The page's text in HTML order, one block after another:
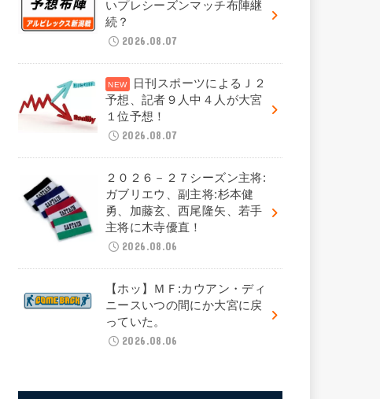
いプレシーズンマッチ布陣継
続？
2026.08.07
日刊スポーツによるＪ２
予想、記者９人中４人が大宮
１位予想！
2026.08.07
２０２６－２７シーズン主将:
ガブリエウ、副主将:杉本健
勇、加藤玄、西尾隆矢、若手
主将に木寺優直！
2026.08.06
【ホッ】ＭＦ:カウアン・ディ
ニースいつの間にか大宮に戻
っていた。
2026.08.06